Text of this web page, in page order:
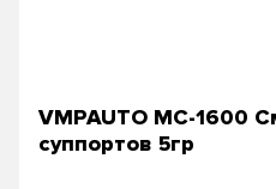
VMPAUTO МС-1600
суппортов 5гр